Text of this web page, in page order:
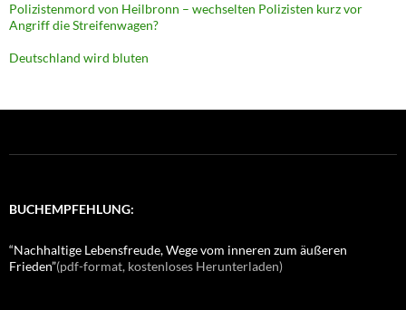
Polizistenmord von Heilbronn – wechselten Polizisten kurz vor
Angriff die Streifenwagen?
Deutschland wird bluten
BUCHEMPFEHLUNG:
“Nachhaltige Lebensfreude, Wege vom inneren zum äußeren
Frieden”(pdf-format, kostenloses Herunterladen)